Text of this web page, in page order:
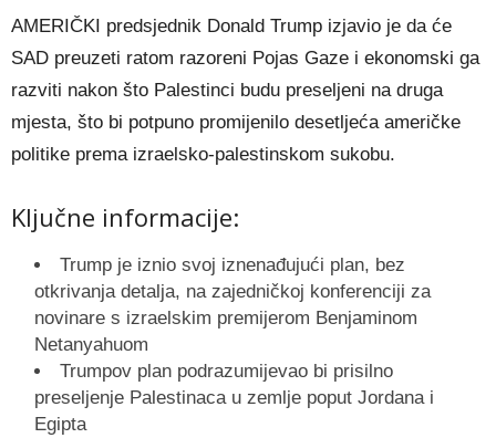
AMERIČKI predsjednik Donald Trump izjavio je da će
SAD preuzeti ratom razoreni Pojas Gaze i ekonomski ga
razviti nakon što Palestinci budu preseljeni na druga
mjesta, što bi potpuno promijenilo desetljeća američke
politike prema izraelsko-palestinskom sukobu.
Ključne informacije:
Trump je iznio svoj iznenađujući plan, bez
otkrivanja detalja, na zajedničkoj konferenciji za
novinare s izraelskim premijerom Benjaminom
Netanyahuom
Trumpov plan podrazumijevao bi prisilno
preseljenje Palestinaca u zemlje poput Jordana i
Egipta